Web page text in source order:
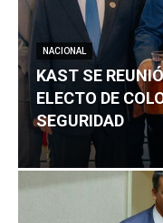
NACIONAL
KAST SE
ELECTO DE
SEGURIDAD